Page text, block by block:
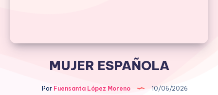
MUJER ESPAÑOLA
PorFuensanta López Moreno
10/06/2026